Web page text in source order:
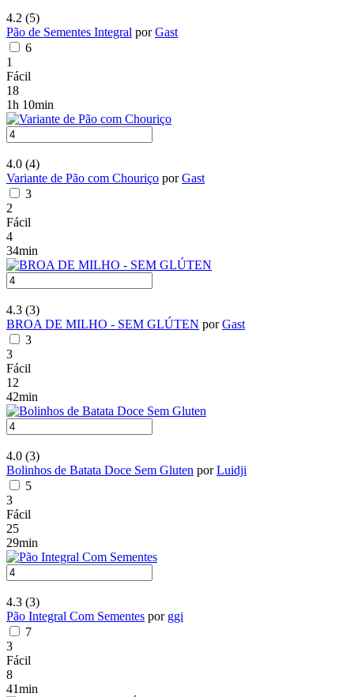
4.2 (5)
Pão de Sementes Integral porGast
6
1
Fácil
18
1h 10min
4.0 (4)
Variante de Pão com Chouriço porGast
3
2
Fácil
4
34min
4.3 (3)
BROA DE MILHO - SEM GLÚTEN porGast
3
3
Fácil
12
42min
4.0 (3)
Bolinhos de Batata Doce Sem Gluten porLuidji
5
3
Fácil
25
29min
4.3 (3)
Pão Integral Com Sementes por ggi
7
3
Fácil
8
41min